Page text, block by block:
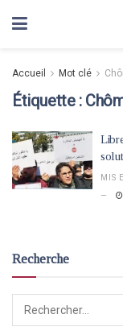
Accueil Mot clé
Étiquette :
MIS
Recherche